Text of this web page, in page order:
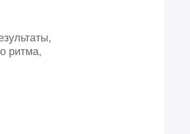
ритма,